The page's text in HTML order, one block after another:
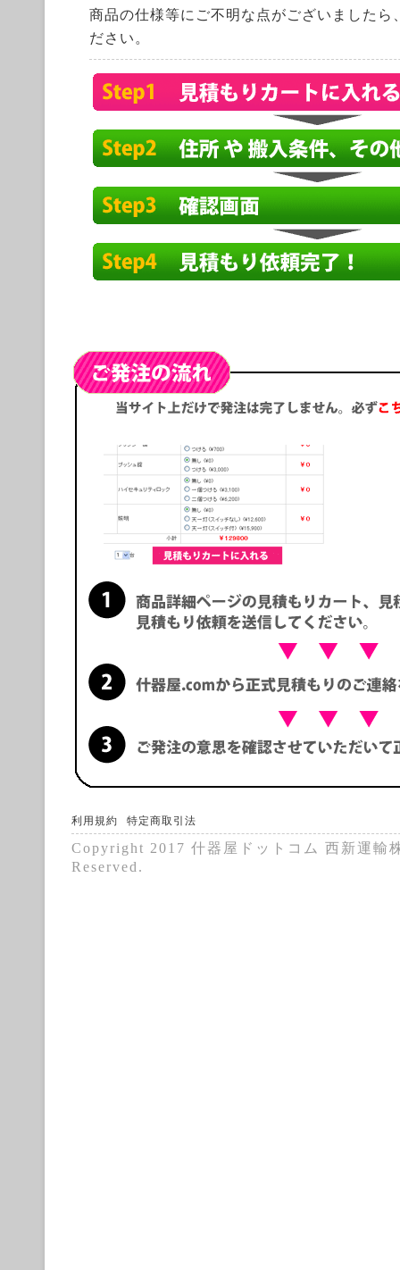
商品の仕様等にご不明な点がございましたら
ださい。
利用規約 特定商取引法
Copyright 2017 什器屋ドットコム 西新運輸
Reserved.